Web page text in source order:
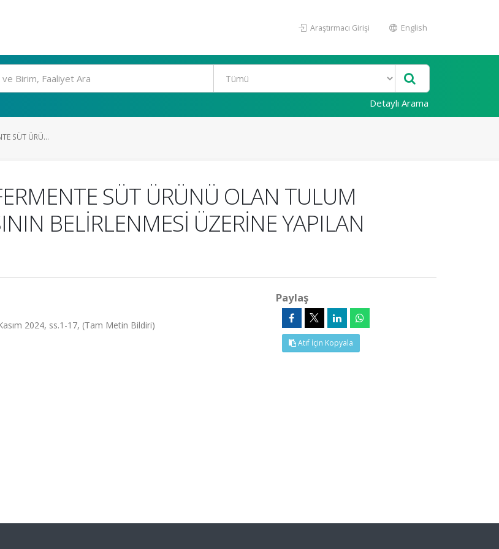
Araştırmacı Girişi English
Detaylı Arama
SÜT ÜRÜ...
SÜT ÜRÜNÜ OLAN TULUM
BELİRLENMESİ ÜZERİNE YAPILAN
2024, ss.1-17, (Tam Metin Bildiri)
Paylaş
Atıf İçin Kopyala